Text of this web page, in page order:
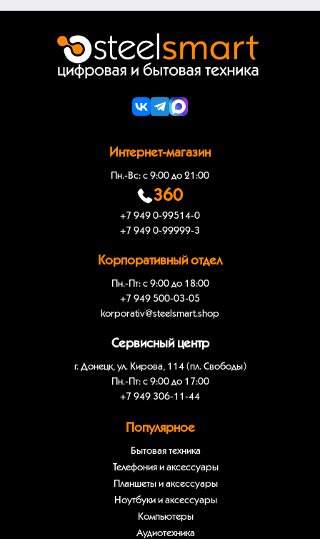
Интернет-магазин
Пн.-Вс: с 9:00 до 21:00
360
+7 949 0-99514-0
+7 949 0-99999-3
Корпоративный отдел
Пн.-Пт: с 9:00 до 18:00
+7 949 500-03-05
korporativ@steelsmart.shop
Сервисный центр
г. Донецк, ул. Кирова, 114 (пл. Свободы)
Пн.-Пт: с 9:00 до 17:00
+7 949 306-11-44
Популярное
Бытовая техника
Телефония и аксессуары
Планшеты и аксессуары
Ноутбуки и аксессуары
Компьютеры
Аудиотехника